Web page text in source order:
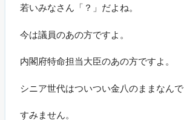
若いみなさん「？」だよね。
今は議員のあの方ですよ。
内閣府特命担当大臣のあの方ですよ。
シニア世代はついつい金八のままなんで
すみません。